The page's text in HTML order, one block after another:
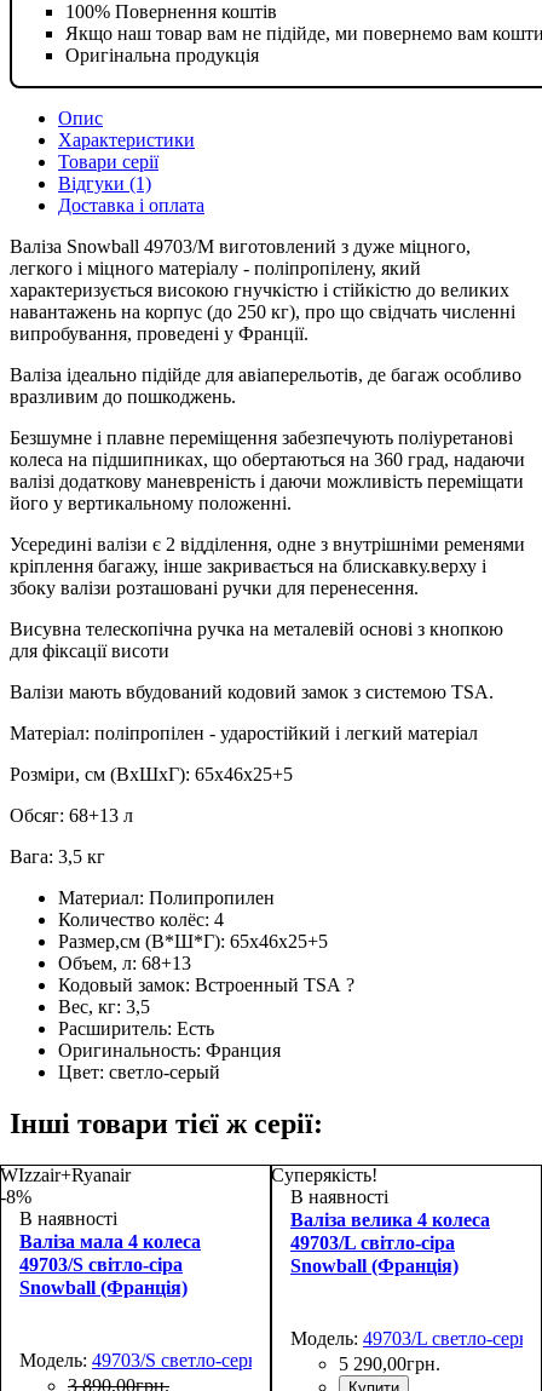
100% Повернення коштів
Якщо наш товар вам не підійде, ми повернемо вам
Оригінальна продукція
Опис
Характеристики
Товари серії
Відгуки (1)
Доставка і оплата
Валіза Snowball 49703/M виготовлений з дуже міцного,
легкого і міцного матеріалу - поліпропілену, який
характеризується високою гнучкістю і стійкістю до великих
навантажень на корпус (до 250 кг), про що свідчать численні
випробування, проведені у Франції.
Валіза ідеально підійде для авіаперельотів, де багаж особливо
вразливим до пошкоджень.
Безшумне і плавне переміщення забезпечують поліуретанові
колеса на підшипниках, що обертаються на 360 град, надаючи
валізі додаткову маневреність і даючи можливість переміщати
його у вертикальному положенні.
Усередині валізи є 2 відділення, одне з внутрішніми ременями
кріплення багажу, інше закривається на блискавку.верху і
збоку валізи розташовані ручки для перенесення.
Висувна телескопічна ручка на металевій основі з кнопкою
для фіксації висоти
Валізи мають вбудований кодовий замок з системою TSA.
Матеріал: поліпропілен - ударостійкий і легкий матеріал
Розміри, см (ВхШхГ): 65х46х25+5
Обсяг: 68+13 л
Вага: 3,5 кг
Материал: Полипропилен
Количество колёс: 4
Размер,см (В*Ш*Г): 65х46х25+5
Объем, л: 68+13
Кодовый замок: Встроенный TSA ?
Вес, кг: 3,5
Расширитель: Есть
Оригинальность: Франция
Цвет: светло-серый
Інші товари тієї ж серії:
WIzzair+Ryanair
-8%
В наявності
Валіза мала 4 колеса
49703/S світло-сіра
Snowball (Франція)
Модель: 49703/S светло-серый
3 890,00грн.
Суперякість!
В наявності
Валіза велика 4 колеса
49703/L світло-сіра
Snowball (Франція)
Модель: 49703/L светло-серый
5 290,00грн.